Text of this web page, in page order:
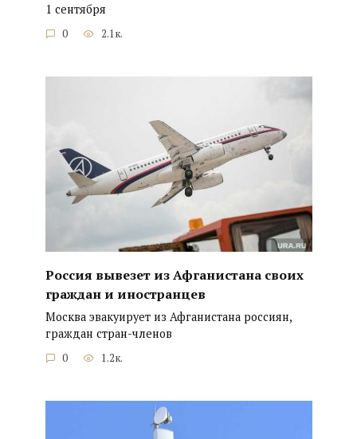
1 сентября
0 2.1к.
Россия вывезет из Афганистана своих
граждан и иностранцев
Москва эвакуирует из Афганистана россиян,
граждан стран-членов
0 1.2к.